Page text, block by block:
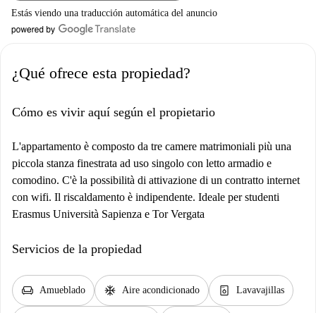
Estás viendo una traducción automática del anuncio
¿Qué ofrece esta propiedad?
Cómo es vivir aquí según el propietario
L'appartamento è composto da tre camere matrimoniali più una
piccola stanza finestrata ad uso singolo con letto armadio e
comodino. C'è la possibilità di attivazione di un contratto internet
con wifi. Il riscaldamento è indipendente. Ideale per studenti
Erasmus Università Sapienza e Tor Vergata
Servicios de la propiedad
chair Amueblado ac_unit Aire acondicionado dishwasher_gen Lavavajillas